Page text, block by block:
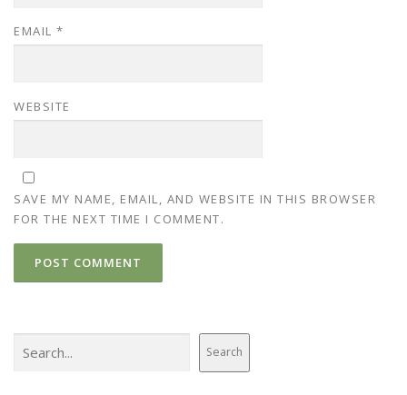
EMAIL *
WEBSITE
SAVE MY NAME, EMAIL, AND WEBSITE IN THIS BROWSER
FOR THE NEXT TIME I COMMENT.
Search